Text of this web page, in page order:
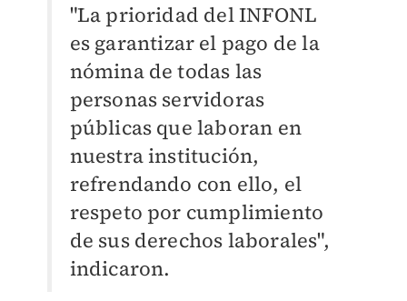
"La prioridad del INFONL
es garantizar el pago de la
nómina de todas las
personas servidoras
públicas que laboran en
nuestra institución,
refrendando con ello, el
respeto por cumplimiento
de sus derechos laborales",
indicaron.